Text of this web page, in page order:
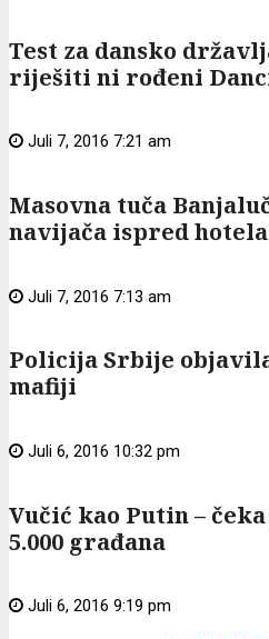
Test za dansko
riješiti ni rođeni
Juli 7, 2016 7:21 am
Masovna tuča
navijača ispred hotela
Juli 7, 2016 7:13 am
Policija Srbije
mafiji
Juli 6, 2016 10:32 pm
Vučić kao Putin –
5.000 građana
Juli 6, 2016 9:19 pm